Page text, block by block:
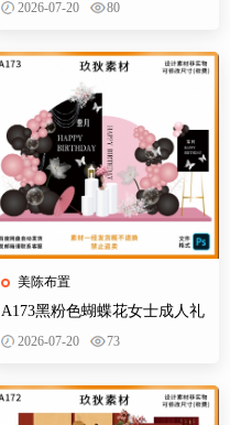
2026-07-20 80
美陈布置
A173黑粉色蝴蝶花女士成人礼
生日典礼庆典网红装饰布置PS
2026-07-20 73